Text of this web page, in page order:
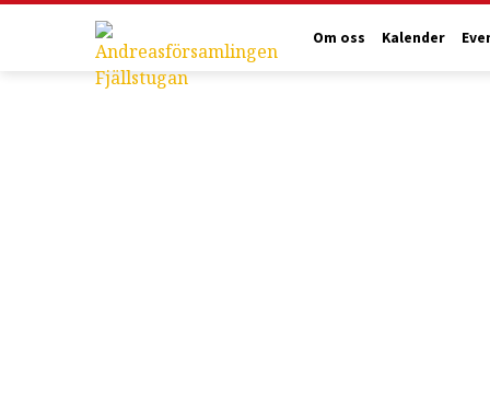
Om oss Kalender